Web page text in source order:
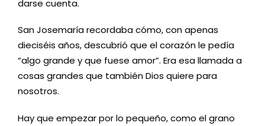
darse cuenta.
San Josemaría recordaba cómo, con apenas
dieciséis años, descubrió que el corazón le pedía
“algo grande y que fuese amor”. Era esa llamada a
cosas grandes que también Dios quiere para
nosotros.
Hay que empezar por lo pequeño, como el grano